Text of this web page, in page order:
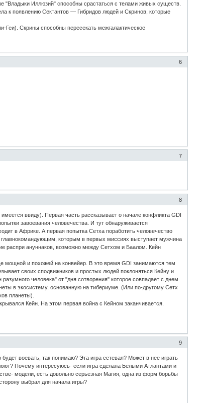
"Владыки Иллюзий" способны срастаться с телами живых существ.
к появлению Сектантов — Гибридов людей и Скринов, которые
Скрины способны пересекать межгалактическое
6
7
8
ввиду). Первая часть рассказывает о начале конфликта GDI
завоевания человечества. И тут обнаруживается
в Африке. А первая попытка Сетха поработить человечество
которым в первых миссиях выступает мужчина
распри ануннаков, возможно между Сетхом и Баалом. Кейн
мощной и похожей на конвейер. В это время GDI занимаются тем
своих сподвижников и простых людей поклоняться Кейну и
человека" от "дня сотворения" которое совпадает с днем
в экосистему, основанную на тибериуме. (Или по-другому Сетх
планеты).
Кейн. На этом первая война с Кейном заканчивается.
9
воевать, так понимаю? Эта игра сетевая? Может в нее играть
Почему интересуюсь- если игра сделана Белыми Атлантами и
модели, есть довольно серьезная Магия, одна из форм борьбы
выбрал для начала игры?